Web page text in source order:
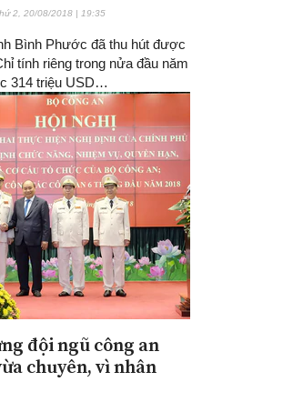
2, 20/08/2018 | 19:35
Bình Phước đã thu hút được
tính riêng trong nửa đầu năm
314 triệu USD…
đội ngũ công an
chuyên, vì nhân